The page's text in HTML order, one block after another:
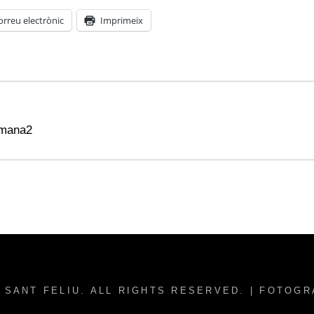
electrònic Imprimeix
SANT FELIU . ALL RIGHTS RESERVED. |